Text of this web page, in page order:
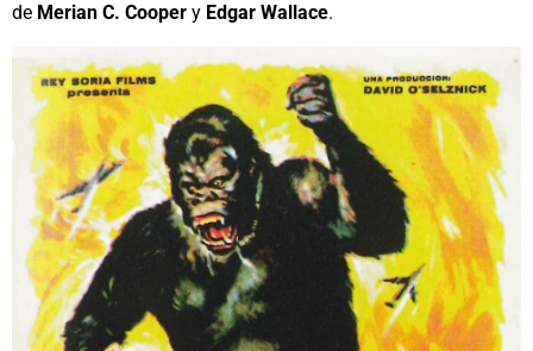
de Merian C. Cooper y Edgar Wallace.